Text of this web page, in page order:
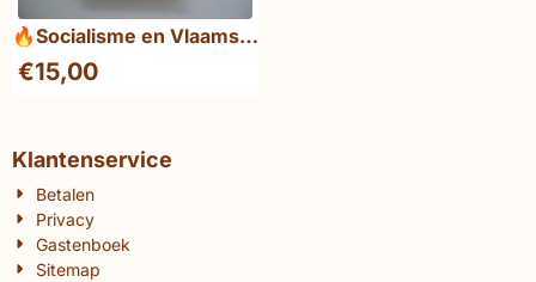
🔥Socialisme en Vlaamse
Beweging
€15,00
Klantenservice
Betalen
Privacy
Gastenboek
Sitemap